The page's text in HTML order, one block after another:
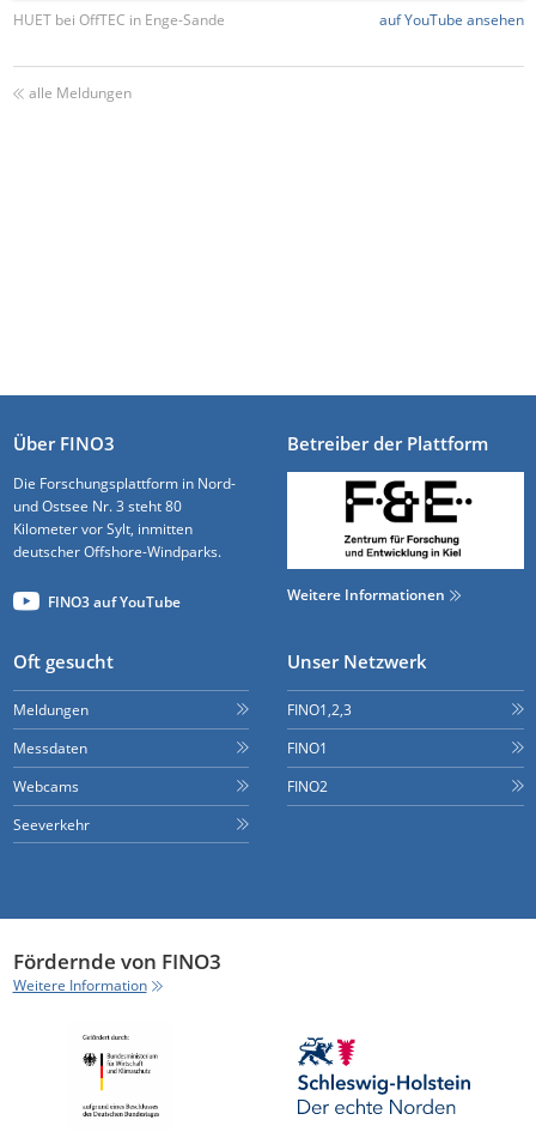
HUET bei OffTEC in Enge-Sande auf YouTube ansehen
alle Meldungen
Über FINO3
Die Forschungsplattform in Nord-
und Ostsee Nr. 3 steht 80
Kilometer vor Sylt, inmitten
deutscher Offshore-Windparks.
FINO3 auf YouTube
Betreiber der Plattform
Weitere Informationen
Oft gesucht
Meldungen
Messdaten
Webcams
Seeverkehr
Unser Netzwerk
FINO1,2,3
FINO1
FINO2
Fördernde von FINO3
Weitere Information